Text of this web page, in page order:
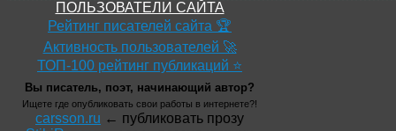
ПОЛЬЗОВАТЕЛИ САЙТА
Рейтинг писателей сайта 🏆
Активность пользователей 🚀
ТОП-100 рейтинг публикаций ⭐
Вы писатель, поэт, начинающий автор?
Ищете где опубликовать свои работы в интернете?!
carsson.ru ← публиковать прозу